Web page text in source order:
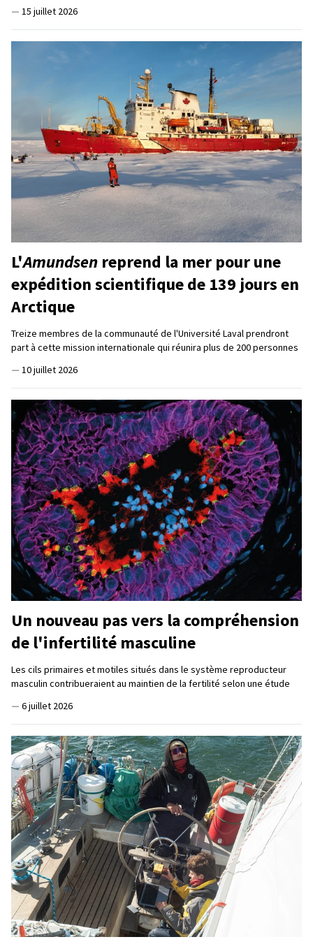
— 15 juillet 2026
L'Amundsen reprend la mer pour une
expédition scientifique de 139 jours en
Arctique
Treize membres de la communauté de l'Université Laval prendront
part à cette mission internationale qui réunira plus de 200 personnes
— 10 juillet 2026
Un nouveau pas vers la compréhension
de l'infertilité masculine
Les cils primaires et motiles situés dans le système reproducteur
masculin contribueraient au maintien de la fertilité selon une étude
— 6 juillet 2026